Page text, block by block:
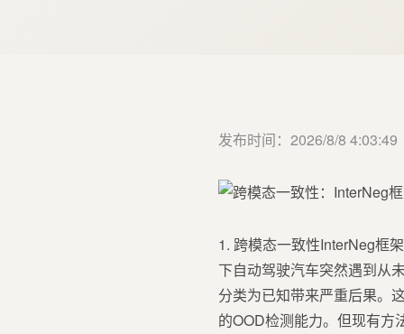
发布时间：2026/8/8 4:03:49
1. 跨模态一致性InterNeg框
下自动驾驶汽车突然遇到从
分类为已知带来严重后果。
的OOD检测能力。但现有方